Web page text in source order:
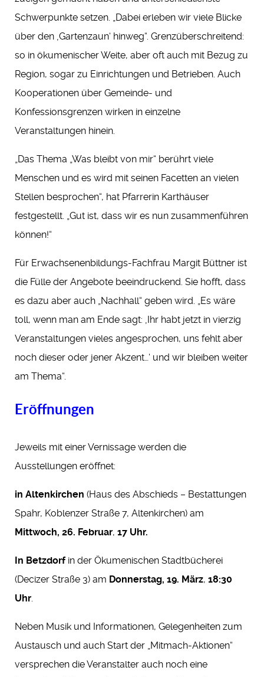
Schwerpunkte setzen. „Dabei erleben wir viele Blicke
über den ‚Gartenzaun‘ hinweg“. Grenzüberschreitend:
so in ökumenischer Weite, aber oft auch mit Bezug zu
Region, sogar zu Einrichtungen und Betrieben. Auch
Kooperationen über Gemeinde- und
Konfessionsgrenzen wirken in einzelne
Veranstaltungen hinein.
„Das Thema „Was bleibt von mir“ berührt viele
Menschen und es wird mit seinen Facetten an vielen
Stellen besprochen“, hat Pfarrerin Karthäuser
festgestellt. „Gut ist, dass wir es nun zusammenführen
können!“
Für Erwachsenenbildungs-Fachfrau Margit Büttner ist
die Fülle der Angebote beeindruckend. Sie hofft, dass
es dazu aber auch „Nachhall“ geben wird. „Es wäre
toll, wenn man am Ende sagt: ‚Ihr habt jetzt in vierzig
Veranstaltungen vieles angesprochen, uns fehlt aber
noch dieser oder jener Akzent…‘ und wir bleiben weiter
am Thema“.
Eröffnungen
Jeweils mit einer Vernissage werden die
Ausstellungen eröffnet:
in Altenkirchen (Haus des Abschieds – Bestattungen
Spahr, Koblenzer Straße 7, Altenkirchen) am
Mittwoch, 26. Februar, 17 Uhr.
In Betzdorfin der Ökumenischen Stadtbücherei
(Decizer Straße 3) am Donnerstag, 19. März, 18:30
Uhr.
Neben Musik und Informationen, Gelegenheiten zum
Austausch und auch Start der „Mitmach-Aktionen“
versprechen die Veranstalter auch noch eine